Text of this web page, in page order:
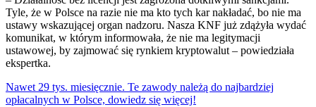
Tyle, że w Polsce na razie nie ma kto tych kar nakładać, bo nie ma
ustawy wskazującej organ nadzoru. Nasza KNF już zdążyła wydać
komunikat, w którym informowała, że nie ma legitymacji
ustawowej, by zajmować się rynkiem kryptowalut – powiedziała
ekspertka.
Nawet 29 tys. miesięcznie. Te zawody należą do najbardziej
opłacalnych w Polsce, dowiedz się więcej!